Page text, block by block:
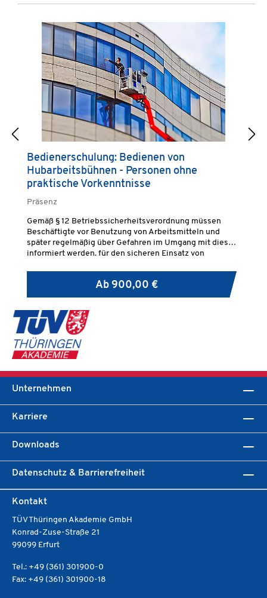
Bedienerschulung: Bedienen von
Hubarbeitsbühnen - Personen ohne
praktische Vorkenntnisse
Präsenz
Gemäß § 12 Betriebssicherheitsverordnung müssen
Beschäftigte vor Benutzung von Arbeitsmitteln und
später regelmäßig über Gefahren im Umgang mit diesen
informiert werden. für den sicheren Einsatz von
Ab 900,00 €
Unternehmen
Karriere
Downloads
Datenschutz & Barrierefreiheit
Kontakt
TÜV Thüringen Akademie GmbH
Konrad-Zuse-Straße 21
99099 Erfurt
Tel.: +49 (361) 301900-0
Fax: +49 (361) 301900-18